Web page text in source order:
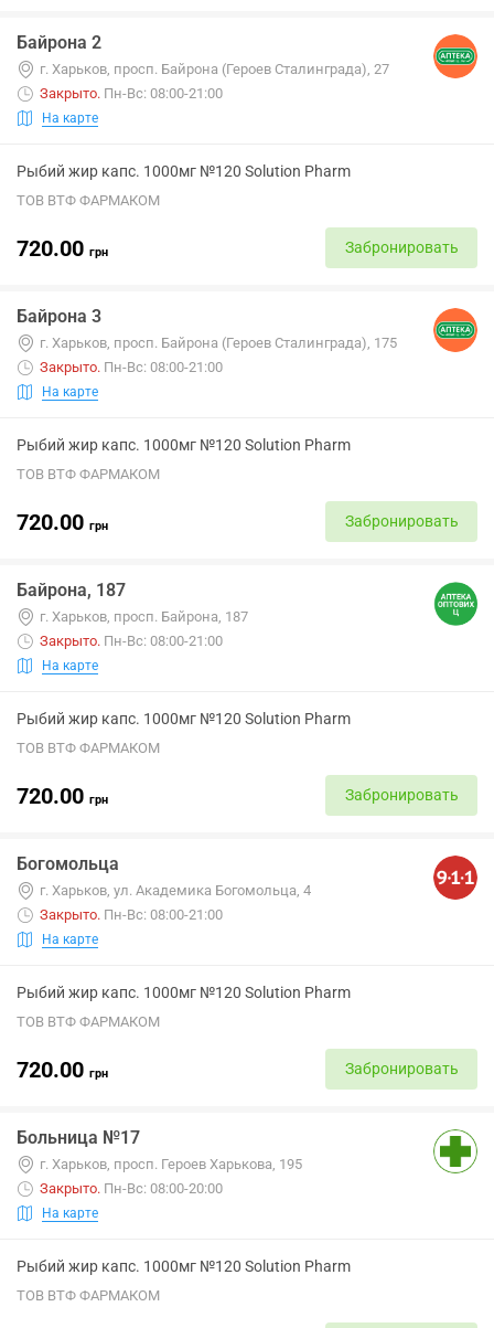
Байрона 2
г. Харьков, просп. Байрона (Героев Сталинграда), 27
Закрыто. Пн-Вс: 08:00-21:00
На карте
Рыбий жир капс. 1000мг №120 Solution Pharm
ТОВ ВТФ ФАРМАКОМ
720.00 грн Забронировать
Байрона 3
г. Харьков, просп. Байрона (Героев Сталинграда), 175
Закрыто. Пн-Вс: 08:00-21:00
На карте
Рыбий жир капс. 1000мг №120 Solution Pharm
ТОВ ВТФ ФАРМАКОМ
720.00 грн Забронировать
Байрона, 187
г. Харьков, просп. Байрона, 187
Закрыто. Пн-Вс: 08:00-21:00
На карте
Рыбий жир капс. 1000мг №120 Solution Pharm
ТОВ ВТФ ФАРМАКОМ
720.00 грн Забронировать
Богомольца
г. Харьков, ул. Академика Богомольца, 4
Закрыто. Пн-Вс: 08:00-21:00
На карте
Рыбий жир капс. 1000мг №120 Solution Pharm
ТОВ ВТФ ФАРМАКОМ
720.00 грн Забронировать
Больница №17
г. Харьков, просп. Героев Харькова, 195
Закрыто. Пн-Вс: 08:00-20:00
На карте
Рыбий жир капс. 1000мг №120 Solution Pharm
ТОВ ВТФ ФАРМАКОМ